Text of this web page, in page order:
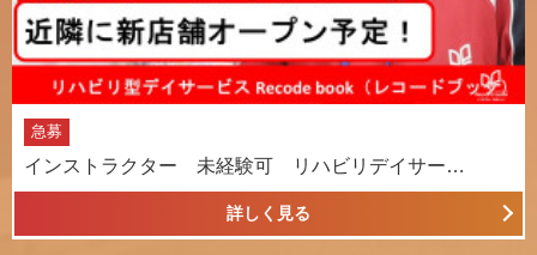
急募
インストラクター 未経験可 リハビリデイサー…
詳しく見る